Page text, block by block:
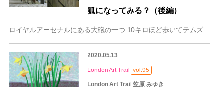
狐になってみる？（後編）
ロイヤルアーセナルにある大砲の一つ 10キロほど歩いてテムズ川沿いグリニッチ区に属するウーリッジ (Woolwich)の町のロイヤルアーセナルに到着。「Arse
2020.05.13
London Art Trail vol.95
London Art Trail 笠原 みゆき